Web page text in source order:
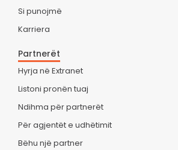
Si punojmë
Karriera
Partnerët
Hyrja në Extranet
Listoni pronën tuaj
Ndihma për partnerët
Për agjentët e udhëtimit
Bëhu një partner